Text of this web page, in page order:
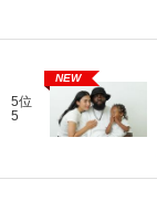
5位
5
NEW